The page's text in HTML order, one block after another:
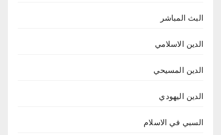
البث المباشر
الدين الاسلامي
الدين المسيحي
الدين اليهودي
السبي في الاسلام